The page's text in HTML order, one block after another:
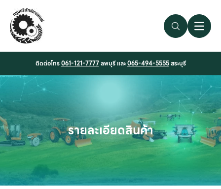
Search Link
Open
ติดต่อโทร061-121-7777ลพบุรี และ065-494-5555สระบุรี
รายละเอียดสินค้า